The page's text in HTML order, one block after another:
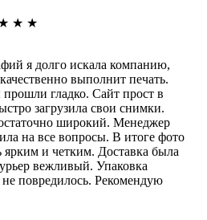
★ ★
я долго искала компанию,
выполнит печать.
гладко. Сайт прост в
загрузила свои снимки.
широкий. Менеджер
на все вопросы. В итоге фото
ярким и четким. Доставка была
вежливый. Упаковка
повредилось. Рекомендую